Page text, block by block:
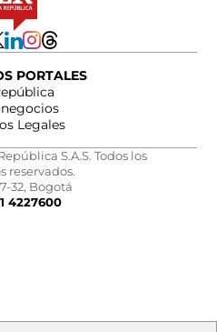
PORTALES
Legales
S.A.S. Todos los
reservados.
32, Bogotá
4227600